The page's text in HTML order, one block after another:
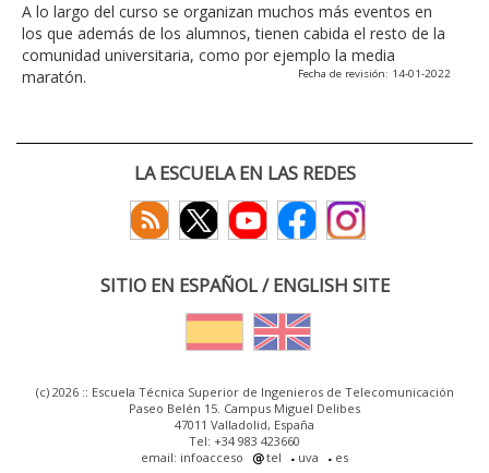
A lo largo del curso se organizan muchos más eventos en
los que además de los alumnos, tienen cabida el resto de la
comunidad universitaria, como por ejemplo la media
maratón.
Fecha de revisión: 14-01-2022
LA ESCUELA EN LAS REDES
SITIO EN ESPAÑOL / ENGLISH SITE
(c) 2026 :: Escuela Técnica Superior de Ingenieros de Telecomunicación
Paseo Belén 15. Campus Miguel Delibes
47011 Valladolid, España
Tel: +34 983 423660
email: infoacceso
tel uva es